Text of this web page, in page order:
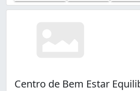
Centro de Bem Estar